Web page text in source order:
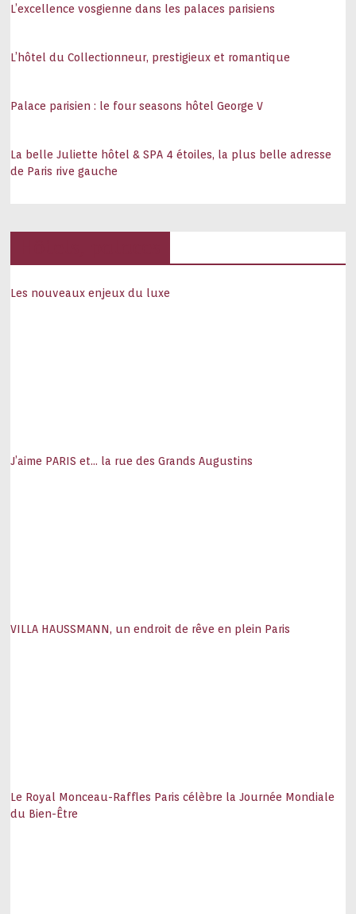
L’excellence vosgienne dans les palaces parisiens
L’hôtel du Collectionneur, prestigieux et romantique
Palace parisien : le four seasons hôtel George V
La belle Juliette hôtel & SPA 4 étoiles, la plus belle adresse
de Paris rive gauche
Les nouveaux enjeux du luxe
J’aime PARIS et… la rue des Grands Augustins
VILLA HAUSSMANN, un endroit de rêve en plein Paris
Le Royal Monceau-Raffles Paris célèbre la Journée Mondiale
du Bien-Être